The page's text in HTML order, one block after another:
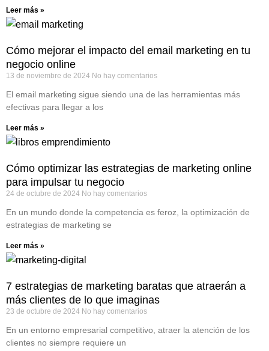
Leer más »
Cómo mejorar el impacto del email marketing en tu
negocio online
13 de noviembre de 2024 No hay comentarios
El email marketing sigue siendo una de las herramientas más
efectivas para llegar a los
Leer más »
Cómo optimizar las estrategias de marketing online
para impulsar tu negocio
24 de octubre de 2024 No hay comentarios
En un mundo donde la competencia es feroz, la optimización de
estrategias de marketing se
Leer más »
7 estrategias de marketing baratas que atraerán a
más clientes de lo que imaginas
23 de octubre de 2024 No hay comentarios
En un entorno empresarial competitivo, atraer la atención de los
clientes no siempre requiere un